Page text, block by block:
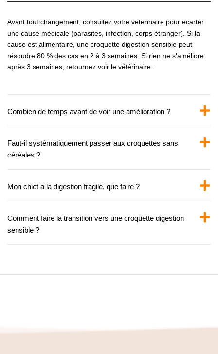
Avant tout changement, consultez votre vétérinaire pour écarter
une cause médicale (parasites, infection, corps étranger). Si la
cause est alimentaire, une croquette digestion sensible peut
résoudre 80 % des cas en 2 à 3 semaines. Si rien ne s’améliore
après 3 semaines, retournez voir le vétérinaire.
Combien de temps avant de voir une amélioration ?
Faut-il systématiquement passer aux croquettes sans
céréales ?
Mon chiot a la digestion fragile, que faire ?
Comment faire la transition vers une croquette digestion
sensible ?